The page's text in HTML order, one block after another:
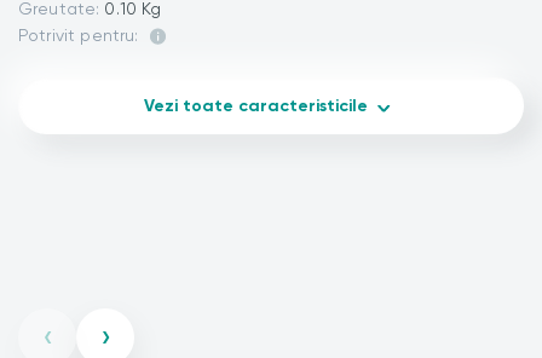
Greutate: 0.10 Kg
Potrivit pentru:
Vezi toate caracteristicile
‹ ›